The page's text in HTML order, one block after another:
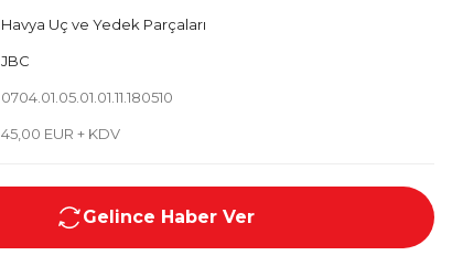
Havya Uç ve Yedek Parçaları
JBC
0704.01.05.01.01.11.180510
45,00 EUR + KDV
Gelince Haber Ver